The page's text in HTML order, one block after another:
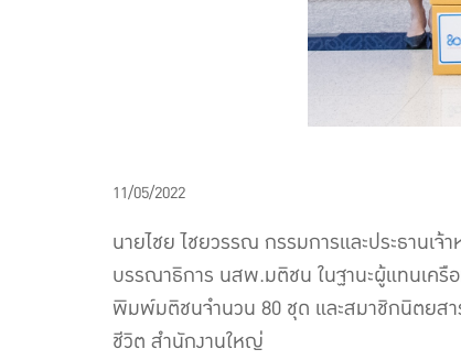
11/05/2022
นายไชย ไชยวรรณ กรรมการและประธานเ
บรรณาธิการ นสพ.มติชน ในฐานะผู้แทนเครื
พิมพ์มติชนจำนวน 80 ชุด และสมาชิกนิตยสาร
ชีวิต สำนักงานใหญ่